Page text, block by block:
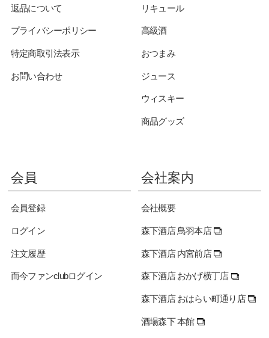
返品について
プライバシーポリシー
特定商取引法表示
お問い合わせ
リキュール
高級酒
おつまみ
ジュース
ウィスキー
商品グッズ
会員
会員登録
ログイン
注文履歴
而今ファンclubログイン
会社案内
会社概要
森下酒店 鳥羽本店
森下酒店 内宮前店
森下酒店 おかげ横丁店
森下酒店 おはらい町通り店
酒場森下 本館